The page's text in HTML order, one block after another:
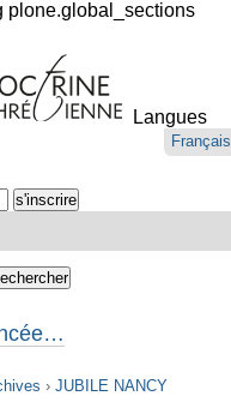
plone.global_sections
Langues
Français
› JUBILE NANCY